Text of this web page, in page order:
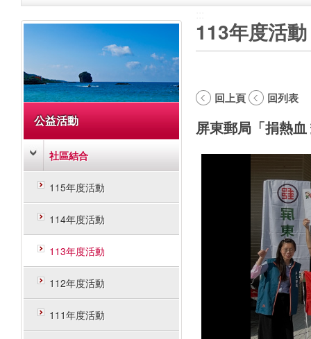
公益活動
社區結合
115年度活動
114年度活動
113年度活動
112年度活動
111年度活動
113年度活動
回上頁 回列表
屏東郵局「捐熱